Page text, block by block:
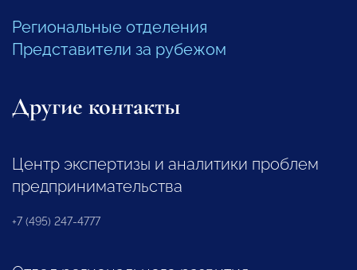
Региональные отделения
Представители за рубежом
Другие контакты
Центр экспертизы и аналитики проблем
предпринимательства
+7 (495) 247-4777